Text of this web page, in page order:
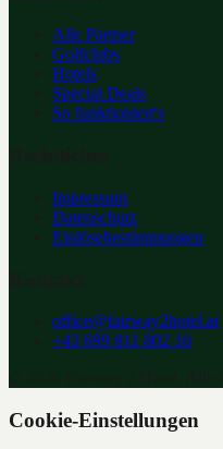
Alle Partner
Golfclubs
Hotels
Special Deals
So funktioniert's
Impressum
Datenschutz
Einlösebestimmungen
office@fairway2hotel.at
+43 699 811 802 16
Cookie-Einstellungen